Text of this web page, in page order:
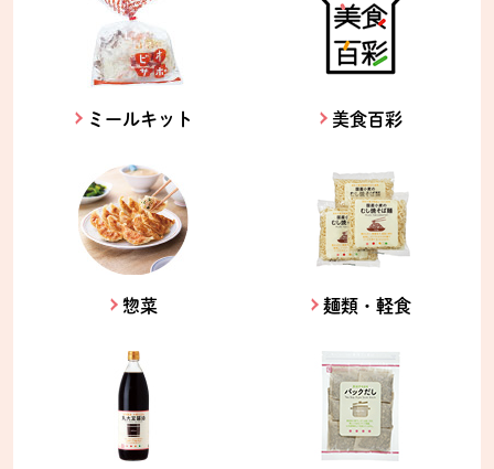
ミールキット 美食百彩
惣菜 麺類・軽食